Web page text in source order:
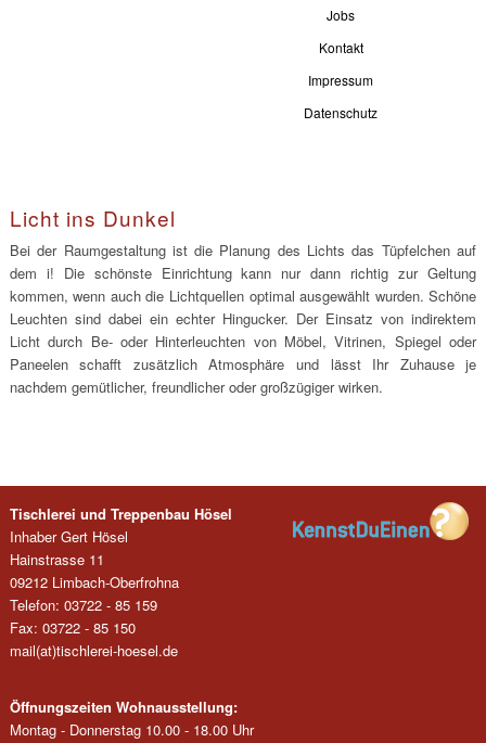
Jobs
Kontakt
Impressum
Datenschutz
Licht ins Dunkel
Bei der Raumgestaltung ist die Planung des Lichts das Tüpfelchen auf
dem i! Die schönste Einrichtung kann nur dann richtig zur Geltung
kommen, wenn auch die Lichtquellen optimal ausgewählt wurden. Schöne
Leuchten sind dabei ein echter Hingucker. Der Einsatz von indirektem
Licht durch Be- oder Hinterleuchten von Möbel, Vitrinen, Spiegel oder
Paneelen schafft zusätzlich Atmosphäre und lässt Ihr Zuhause je
nachdem gemütlicher, freundlicher oder großzügiger wirken.
Tischlerei und Treppenbau Hösel
Inhaber Gert Hösel
Hainstrasse 11
09212 Limbach-Oberfrohna
Telefon: 03722 - 85 159
Fax: 03722 - 85 150
mail(at)tischlerei-hoesel.de
Öffnungszeiten Wohnausstellung:
Montag - Donnerstag 10.00 - 18.00 Uhr